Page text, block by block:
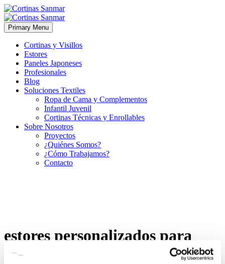
Primary Menu
Cortinas y Visillos
Estores
Paneles Japoneses
Profesionales
Blog
Soluciones Textiles
Ropa de Cama y Complementos
Infantil Juvenil
Cortinas Técnicas y Enrollables
Sobre Nosotros
Proyectos
¿Quiénes Somos?
¿Cómo Trabajamos?
Contacto
estores personalizados para
baños